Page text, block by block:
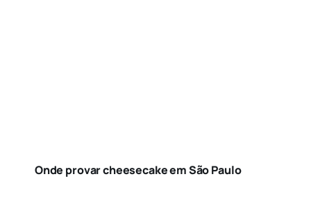
Onde provar cheesecake em São Paulo